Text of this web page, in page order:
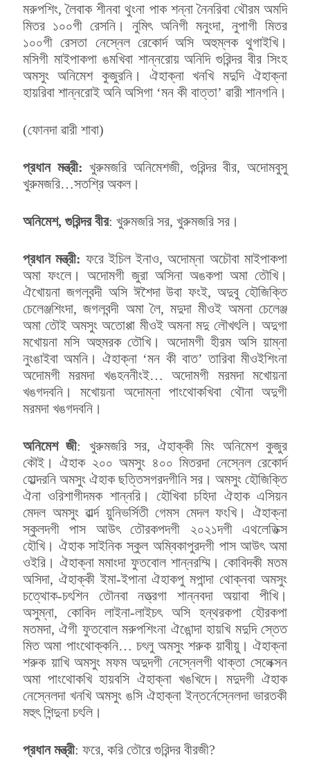
মরুপশিং, লৈবাক শীনবা থুংনা পাক শন্না নৈনরিবা থৌরম অমদি
মিতর ১০০গী রেসনি। নুমিৎ অনিগী মনুংদা, নুপাগী মিতর
১০০গী রেসতা নেস্নেল রেকোর্দ অসি অহুম্লক থুগাইখি।
মসিগী মাইপাকপা ঙমখিবা শান্নরোয় অনিদি গুরিন্দর বীর সিংহ
অমসুং অনিমেশ কুজুরনি। ঐহাক্না খনখি মদুদি ঐহাক্না
হায়রিবা শান্নরোই অনি অসিগা ‘মন কী বাত্তা’ ৱারী শানগনি।
(ফোনদা ৱারী শাবা)
প্রধান মন্ত্রী: খুরুমজরি অনিমেশজী, গুরিন্দর বীর, অদোমবুসু
খুরুমজরি…সতশ্রি অকল।
অনিমেশ, গুরিন্দর বীর: খুরুমজরি সর, খুরুমজরি সর।
প্রধান মন্ত্রী: ফরে ইচিল ইনাও, অদোম্না অচৌবা মাইপাকপা
অমা ফংলে। অদোমগী জুরা অসিনা অঙকপা অমা তৌখি।
ঐখোয়না জগলবন্দী অসি ঈশৈদা উবা ফংই, অদুবু হৌজিক্তি
চেলেঞ্জশিংদা, জগলবন্দী অমা লৈ, মদুদা মীওই অমনা চেলেঞ্জ
অমা তৌই অমসুং অতোপ্পা মীওই অমনা মদু লৌখৎলি। অদুগা
মখোয়না মসি অহুমরক তৌখি। অদোমগী হীরম অসি য়াম্না
নুংঙাইবা অমনি। ঐহাক্না ‘মন কী বাত’ তারিবা মীওইশিংনা
অদোমগী মরমদা খঙহননীংই… অদোমগী মরমদা মখোয়না
খঙগদবনি। মখোয়না অদোম্না পাংথোকখিবা থৌনা অদুগী
মরমদা খঙগদবনি।
অনিমেশ জী: খুরুমজরি সর, ঐহাক্কী মিং অনিমেশ কুজুর
কৌই। ঐহাক ২০০ অমসুং ৪০০ মিতরদা নেস্নেল রেকোর্দ
হোল্দরনি অমসুং ঐহাক ছত্তিসগরদগীনি সর। অমসুং হৌজিক্তি
ঐনা ওরিশাগীদমক শান্নরি। হৌখিবা চহিদা ঐহাক এসিয়ন
মেদল অমসুং ৱার্ল্দ য়ুনিভর্সিতী গেমস মেদল ফংখি। ঐহাক্না
স্কুলদগী পাস আউৎ তৌরকপদগী ২০২১দগী এথলেতিক্স
হৌখি। ঐহাক সাইনিক স্কুল অম্বিকাপুরদগী পাস আউৎ অমা
ওইরি। ঐহাক্না মমাংদা ফুতবোল শান্নরম্মি। কোবিদকী মতম
অসিদা, ঐহাক্কী ইমা-ইপানা ঐহাকপু মপান্দা থোক্নবা অমসুং
চত্থোক-চৎশিন তৌনবা নত্ত্রগা শান্নবদা অয়াবা পীখি।
অসুম্না, কোবিদ লাইনা-লাইচৎ অসি হন্থরকপা হৌরকপা
মতমদা, ঐগী ফুতবোল মরুপশিংনা ঐঙোন্দা হায়খি মদুদি স্তেত
মিত অমা পাংথোক্কনি… চৎলু অমসুং শরুক য়াবীয়ু। ঐহাক্না
শরুক য়াখি অমসুং মফম অদুদগী নেস্নেলগী থাক্তা সেলেক্সন
অমা পাংথোকখি হায়বসি ঐহাক্না খঙখিদে। মদুদগী ঐহাক
নেস্নেলদা খনখি অমসুং ঙসি ঐহাক্না ইন্তর্নেস্নেলদা ভারতকী
মহুৎ শিন্দুনা চৎলি।
প্রধান মন্ত্রী: ফরে, করি তৌরে গুরিন্দর বীরজী?